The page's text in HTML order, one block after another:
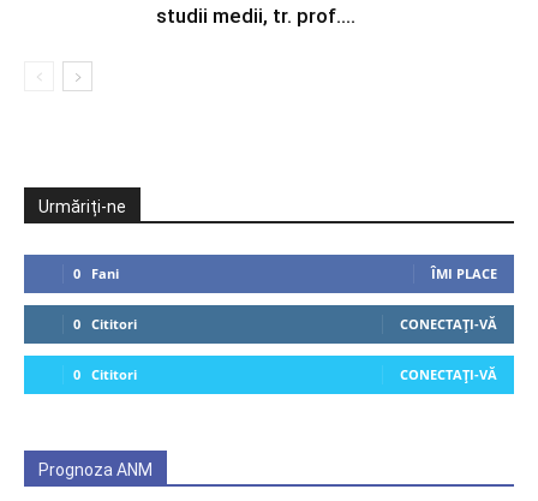
studii medii, tr. prof....
Urmăriți-ne
0 Fani ÎMI PLACE
0 Cititori CONECTAȚI-VĂ
0 Cititori CONECTAȚI-VĂ
Prognoza ANM